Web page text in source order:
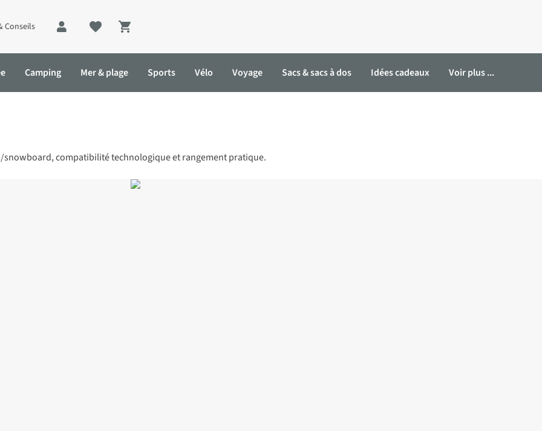
Conseils
Shopping cart
Camping Mer & plage Sports Vélo Voyage Sacs & sacs à dos Idées cadeaux Voir plus ...
snowboard, compatibilité technologique et rangement pratique.